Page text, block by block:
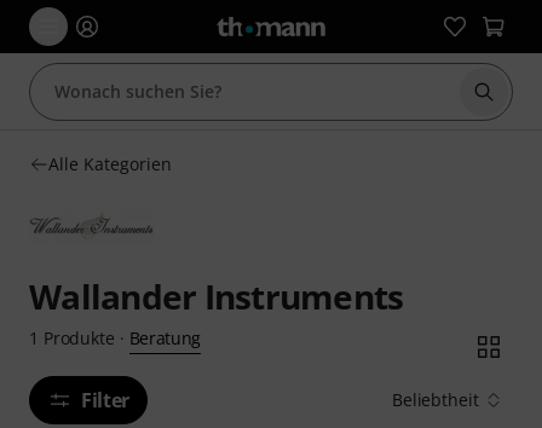
Suche
Alle Kategorien
Wallander Instruments
1 Produkte · Beratung
Filter Beliebtheit